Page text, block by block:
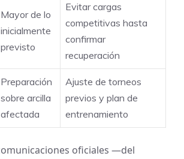
Mayor de lo
inicialmente
previsto
Evitar cargas
competitivas hasta
confirmar
recuperación
Preparación
sobre arcilla
afectada
Ajuste de torneos
previos y plan de
entrenamiento
oficiales —del